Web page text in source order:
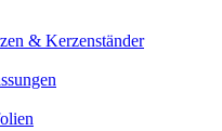
& Kerzenständer